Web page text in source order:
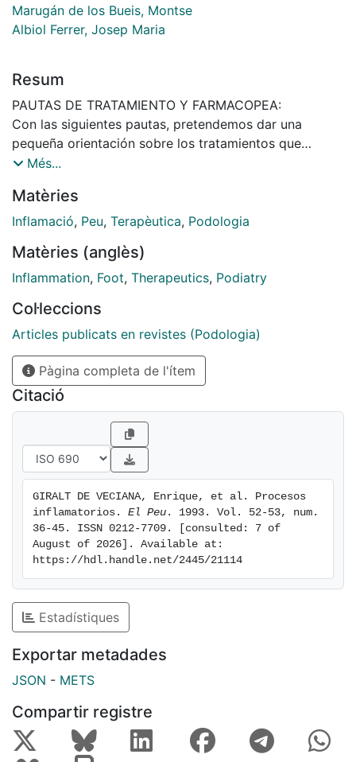
Marugán de los Bueis, Montse
Albiol Ferrer, Josep Maria
Resum
PAUTAS DE TRATAMIENTO Y FARMACOPEA:
Con las siguientes pautas, pretendemos dar una
pequeña orientación sobre los tratamientos que
consideramos más convenientes a seguir en cada
de tipo farmacológico coadyuvante a nuestra acción.
En todos los casos facilitaremos nombres comerciales,
que lo componen.
Al final, incluimos un apendice ordenado
productos, su forma de presentación y su
composición referida a principios activos cualitativos.
Més...
Matèries
Inflamació, Peu, Terapèutica, Podologia
Matèries (anglès)
Inflammation, Foot, Therapeutics, Podiatry
Col·leccions
Articles publicats en revistes (Podologia)
Pàgina completa de l'ítem
Citació
GIRALT DE VECIANA, Enrique, et al. Procesos
inflamatorios. El Peu . 1993. Vol. 52-53, num.
36-45. ISSN 0212-7709. [consulted: 7 of
August of 2026]. Available at:
https://hdl.handle.net/2445/21114
Estadístiques
Exportar metadades
JSON - METS
Compartir registre